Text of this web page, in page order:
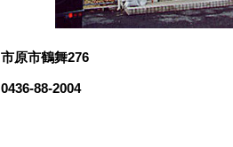
市原市鶴舞276
0436-88-2004